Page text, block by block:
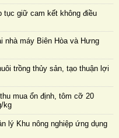
tục giữ cam kết không điều
nhà máy Biên Hòa và Hưng
trồng thủy sản, tạo thuận lợi
mua ổn định, tôm cỡ 20
kg
lý Khu nông nghiệp ứng dụng